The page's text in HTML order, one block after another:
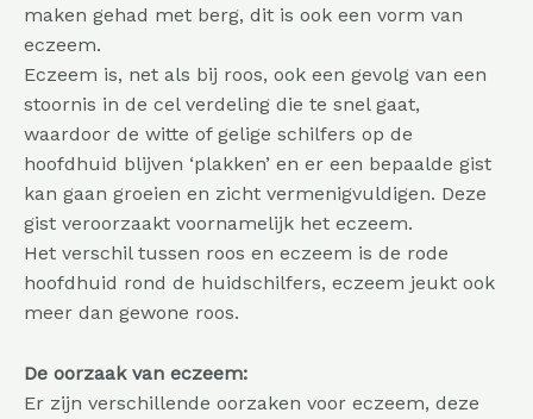
maken gehad met berg, dit is ook een vorm van
eczeem.
Eczeem is, net als bij roos, ook een gevolg van een
stoornis in de cel verdeling die te snel gaat,
waardoor de witte of gelige schilfers op de
hoofdhuid blijven ‘plakken’ en er een bepaalde gist
kan gaan groeien en zicht vermenigvuldigen. Deze
gist veroorzaakt voornamelijk het eczeem.
Het verschil tussen roos en eczeem is de rode
hoofdhuid rond de huidschilfers, eczeem jeukt ook
meer dan gewone roos.
De oorzaak van eczeem:
Er zijn verschillende oorzaken voor eczeem, deze